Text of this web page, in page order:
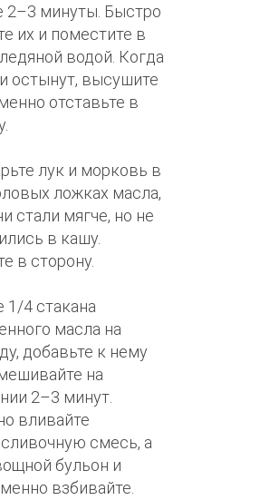
2–3 минуты. Быстро
их и поместите в
водой. Когда
остынут, высушите
отставьте в
лук и морковь в
ложках масла,
стали мягче, но не
в кашу.
в сторону.
1/4 стакана
масла на
добавьте к нему
на
2–3 минут.
вливайте
смесь, а
бульон и
взбивайте.